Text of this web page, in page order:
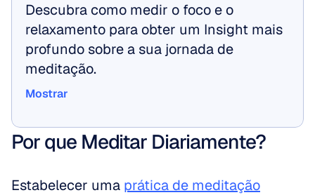
Descubra como medir o foco e o
relaxamento para obter um Insight mais
profundo sobre a sua jornada de
meditação.
Mostrar
Por que Meditar Diariamente?
Estabelecer uma prática de meditação